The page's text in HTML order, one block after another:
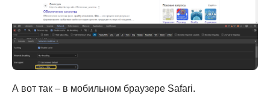
А вот так – в мобильном браузере Safari.